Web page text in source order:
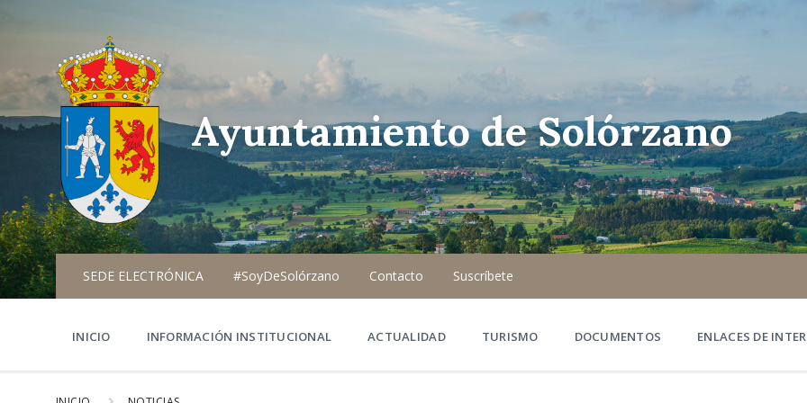
Ayuntamiento de Solórzano
SEDE ELECTRÓNICA #SoyDeSolórzano Contacto Suscríbete
INICIO INFORMACIÓN INSTITUCIONAL ACTUALIDAD TURISMO DOCUMENTOS ENLACES DE